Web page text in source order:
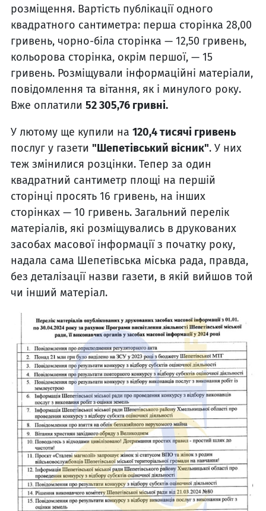
розміщення. Вартість публікації одного
квадратного сантиметра: перша сторінка 28,00
гривень, чорно-біла сторінка — 12,50 гривень,
кольорова сторінка, окрім першої, — 15
гривень. Розміщували інформаційні матеріали,
повідомлення та вітання, як і минулого року.
Вже оплатили 52 305,76 гривні.
У лютому ще купили на 120,4 тисячі гривень
послуг у газети "Шепетівський вісник". У них
теж змінилися розцінки. Тепер за один
квадратний сантиметр площі на першій
сторінці просять 16 гривень, на інших
сторінках — 10 гривень. Загальний перелік
матеріалів, які розміщувались в друкованих
засобах масової інформації з початку року,
надала сама Шепетівська міська рада, правда,
без деталізації назви газети, в якій вийшов той
чи інший матеріал.